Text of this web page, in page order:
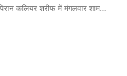
कलियर शरीफ में मंगलवार शाम…